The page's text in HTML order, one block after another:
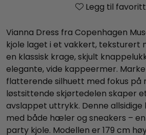
Legg til
Vianna Dress fra Copenhagen
kjole laget i et vakkert, teksturert
en klassisk krage, skjult
elegante, vide kappeermer.
flatterende silhuett med fokus på
løstsittende skjørtedelen skaper
avslappet uttrykk. Denne allsidige
med både hæler og sneakers –
party kjole. Modellen er 179 cm